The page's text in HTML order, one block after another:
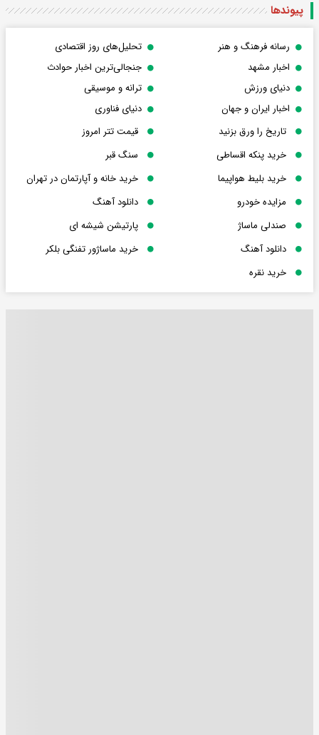
پیوندها
رسانه فرهنگ و هنر
تحلیل‌های روز اقتصادی
اخبار مشهد
جنجالی‌ترین اخبار حوادث
دنیای ورزش
ترانه و موسیقی
اخبار ایران و جهان
دنیای فناوری
تاریخ را ورق بزنید
قیمت تتر امروز
خرید پنکه اقساطی
سنگ قبر
خرید بلیط هواپیما
خرید خانه و آپارتمان در تهران
مزایده خودرو
دانلود آهنگ
صندلی ماساژ
پارتیشن شیشه ای
دانلود آهنگ
خرید ماساژور تفنگی بلکر
خرید نقره